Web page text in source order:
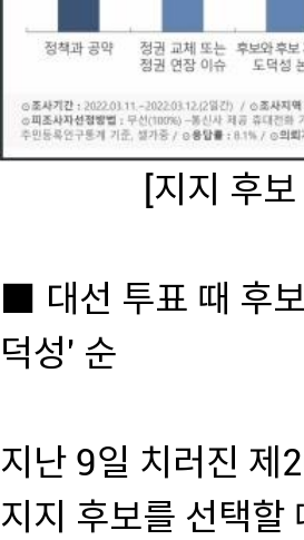
[지지 후
■ 대선 투표 때 후
덕성' 순
지난 9일 치러진 제
지지 후보를 선택할